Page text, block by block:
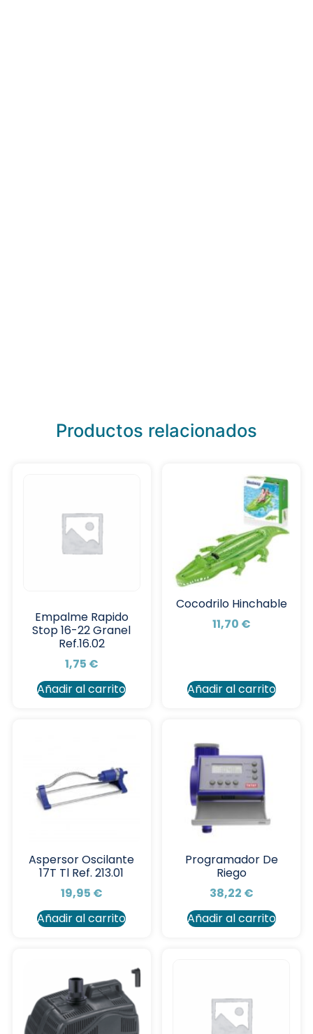
Productos relacionados
Empalme Rapido
Stop 16-22 Granel
Ref.16.02
1,75 €
Añadir al carrito
Cocodrilo Hinchable
11,70 €
Añadir al carrito
Aspersor Oscilante
17T Tl Ref. 213.01
19,95 €
Añadir al carrito
Programador De
Riego
38,22 €
Añadir al carrito